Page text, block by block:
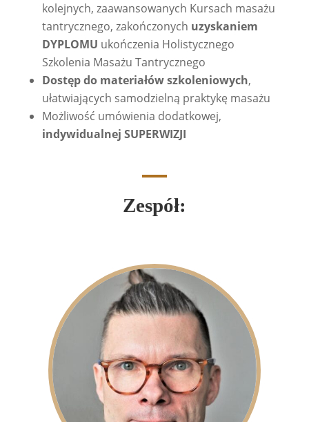
kolejnych, zaawansowanych Kursach masażu
tantrycznego, zakończonych uzyskaniem
DYPLOMU ukończenia Holistycznego
Szkolenia Masażu Tantrycznego
Dostęp do materiałów szkoleniowych,
ułatwiających samodzielną praktykę masażu
Możliwość umówienia dodatkowej,
indywidualnej SUPERWIZJI
Zespół: